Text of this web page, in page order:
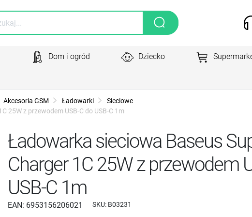
Dom i ogród Dziecko
Akcesoria GSM Ładowarki
Sieciowe
25W z przewodem USB-C do USB-C 1m
Ładowarka sieciowa Baseus
Charger 1C 25W z przewodem
USB-C 1m
EAN: 6953156206021 SKU: B03231